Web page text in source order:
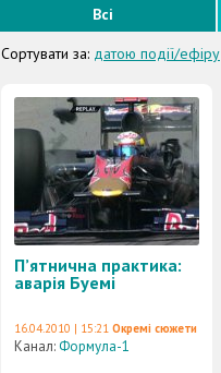
Всі
Сортувати за: датою події/ефіру
П’ятнична практика:
аварія Буемі
16.04.2010 | 15:21 Окремі сюжети
Канал:Формула-1